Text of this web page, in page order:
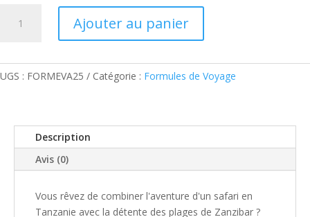
ÉVASION
Combiné
Destinations
Ajouter au panier
UGS : FORMEVA25 Catégorie : Formules de Voyage
Description
Avis (0)
Vous rêvez de combiner l'aventure d'un safari en
Tanzanie avec la détente des plages de Zanzibar ?